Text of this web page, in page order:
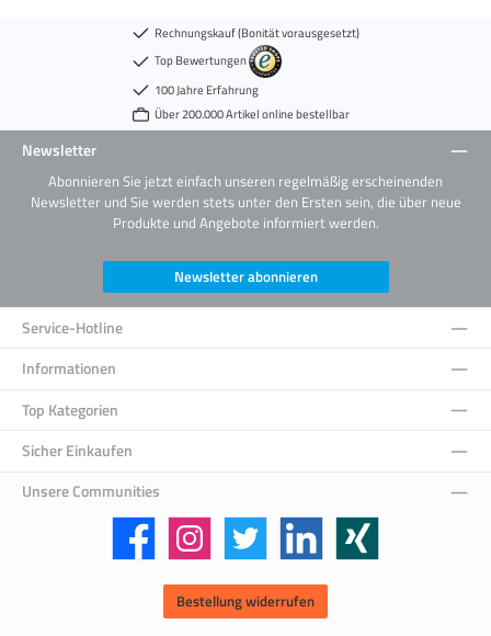
Rechnungskauf (Bonität vorausgesetzt)
Top Bewertungen
100 Jahre Erfahrung
Über 200.000 Artikel online bestellbar
Newsletter
Abonnieren Sie jetzt einfach unseren regelmäßig erscheinenden
Newsletter und Sie werden stets unter den Ersten sein, die über neue
Produkte und Angebote informiert werden.
Newsletter abonnieren
Service-Hotline
Informationen
Top Kategorien
Sicher Einkaufen
Unsere Communities
Facebook Instagram Twitter LinkedIn Xing
Bestellung widerrufen